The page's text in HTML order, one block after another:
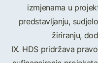
izmjenama u
predstavljanju,
žiriranju,
IX. HDS pridržava